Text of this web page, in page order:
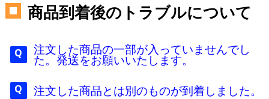
商品到着後のトラブルについて
注文した商品の一部が入っていませんでし
た。発送をお願いいたします。
注文した商品とは別のものが到着しました。